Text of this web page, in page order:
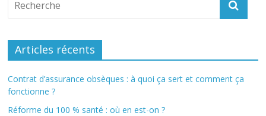
Articles récents
Contrat d’assurance obsèques : à quoi ça sert et comment ça
fonctionne ?
Réforme du 100 % santé : où en est-on ?